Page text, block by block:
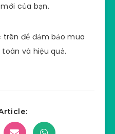
của bạn.
để đảm bảo mua
và hiệu quả.